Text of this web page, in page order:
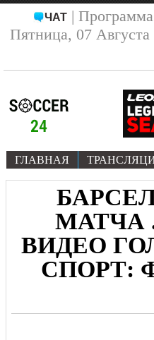
ЧАТ|
Пятница, 07
ГЛАВНАЯ
МАТЧА .
ВИДЕО
СПОРТ: